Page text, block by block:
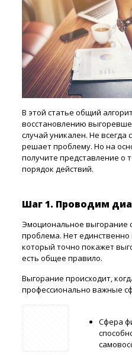
В этой статье общий
восстановлению
случай уникален. Не
решает проблему. Но на
получите представление о
порядок действий.
Шаг 1. Проводим
Эмоциональное выгорание
проблема. Нет единственно
который точно покажет
есть общее правило.
Выгорание происходит,
профессионально важные
Сфера